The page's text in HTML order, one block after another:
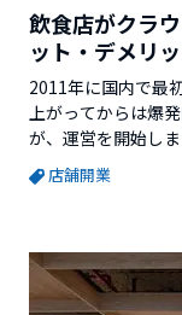
飲食店がクラ
ット・デメリ
2011年に国内で最
上がってからは爆
が、運営を開始し
ァンディングサイ
ー）」や最近勢い
ケ）や、
店舗開業